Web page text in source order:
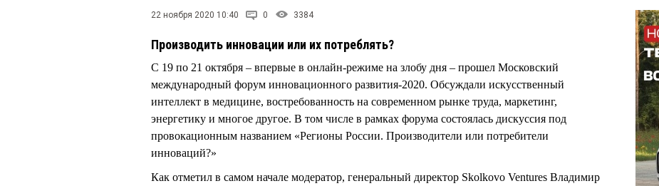
22 ноября 2020 10:40 0 3384
Производить инновации или их потреблять?
С 19 по 21 октября – впервые в онлайн-режиме на злобу дня – прошел Московский
международный форум инновационного развития-2020. Обсуждали искусственный
интеллект в медицине, востребованность на современном рынке труда, маркетинг,
энергетику и многое другое. В том числе в рамках форума состоялась дискуссия под
провокационным названием «Регионы России. Производители или потребители
инноваций?»
Как отметил в самом начале модератор, генеральный директор Skolkovo Ventures Владимир